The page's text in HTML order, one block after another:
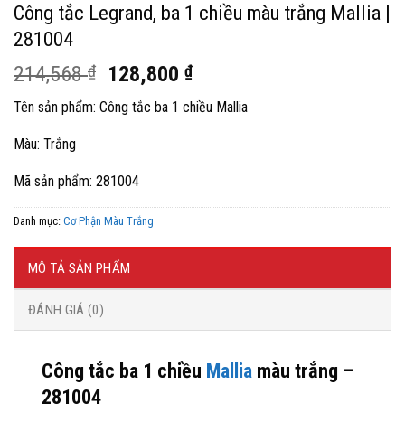
Công tắc Legrand, ba 1 chiều màu trắng Mallia |
281004
214,568₫
Giá
gốc
là:
128,800₫Giá
hiện
tại
Tên sản phẩm: Công tắc ba 1 chiều Mallia
Màu: Trắng
Mã sản phẩm: 281004
Danh mục: Cơ Phận Màu Trắng
MÔ TẢ SẢN PHẨM
ĐÁNH GIÁ (0)
Công tắc ba 1 chiều Mallia màu trắng –
281004